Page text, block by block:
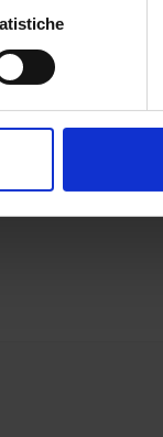
di
sui cookie.